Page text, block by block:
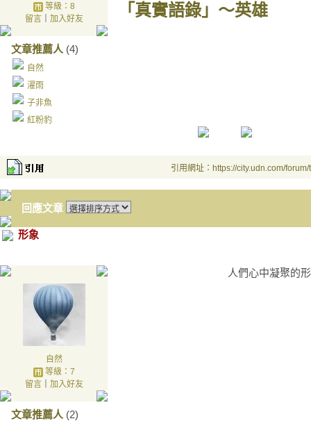
等級：8
留言｜ 加入好友
文章推薦人 (4)
自然
濯雨
子非魚
紅粉豹
「真實語錄」～英雄
引用網址：https://city.udn.com/
回應文章
形象
自然
等級：7
留言｜ 加入好友
文章推薦人 (2)
人們心中凝聚的